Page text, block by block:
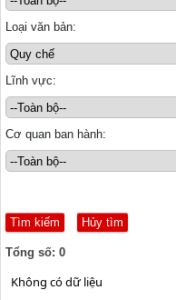
Loại văn bản:
Lĩnh vực:
Cơ quan ban hành:
Tổng số: 0
Không có dữ liệu